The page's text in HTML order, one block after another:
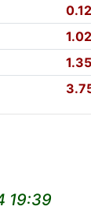
0.12
1.02
1.35
19:39